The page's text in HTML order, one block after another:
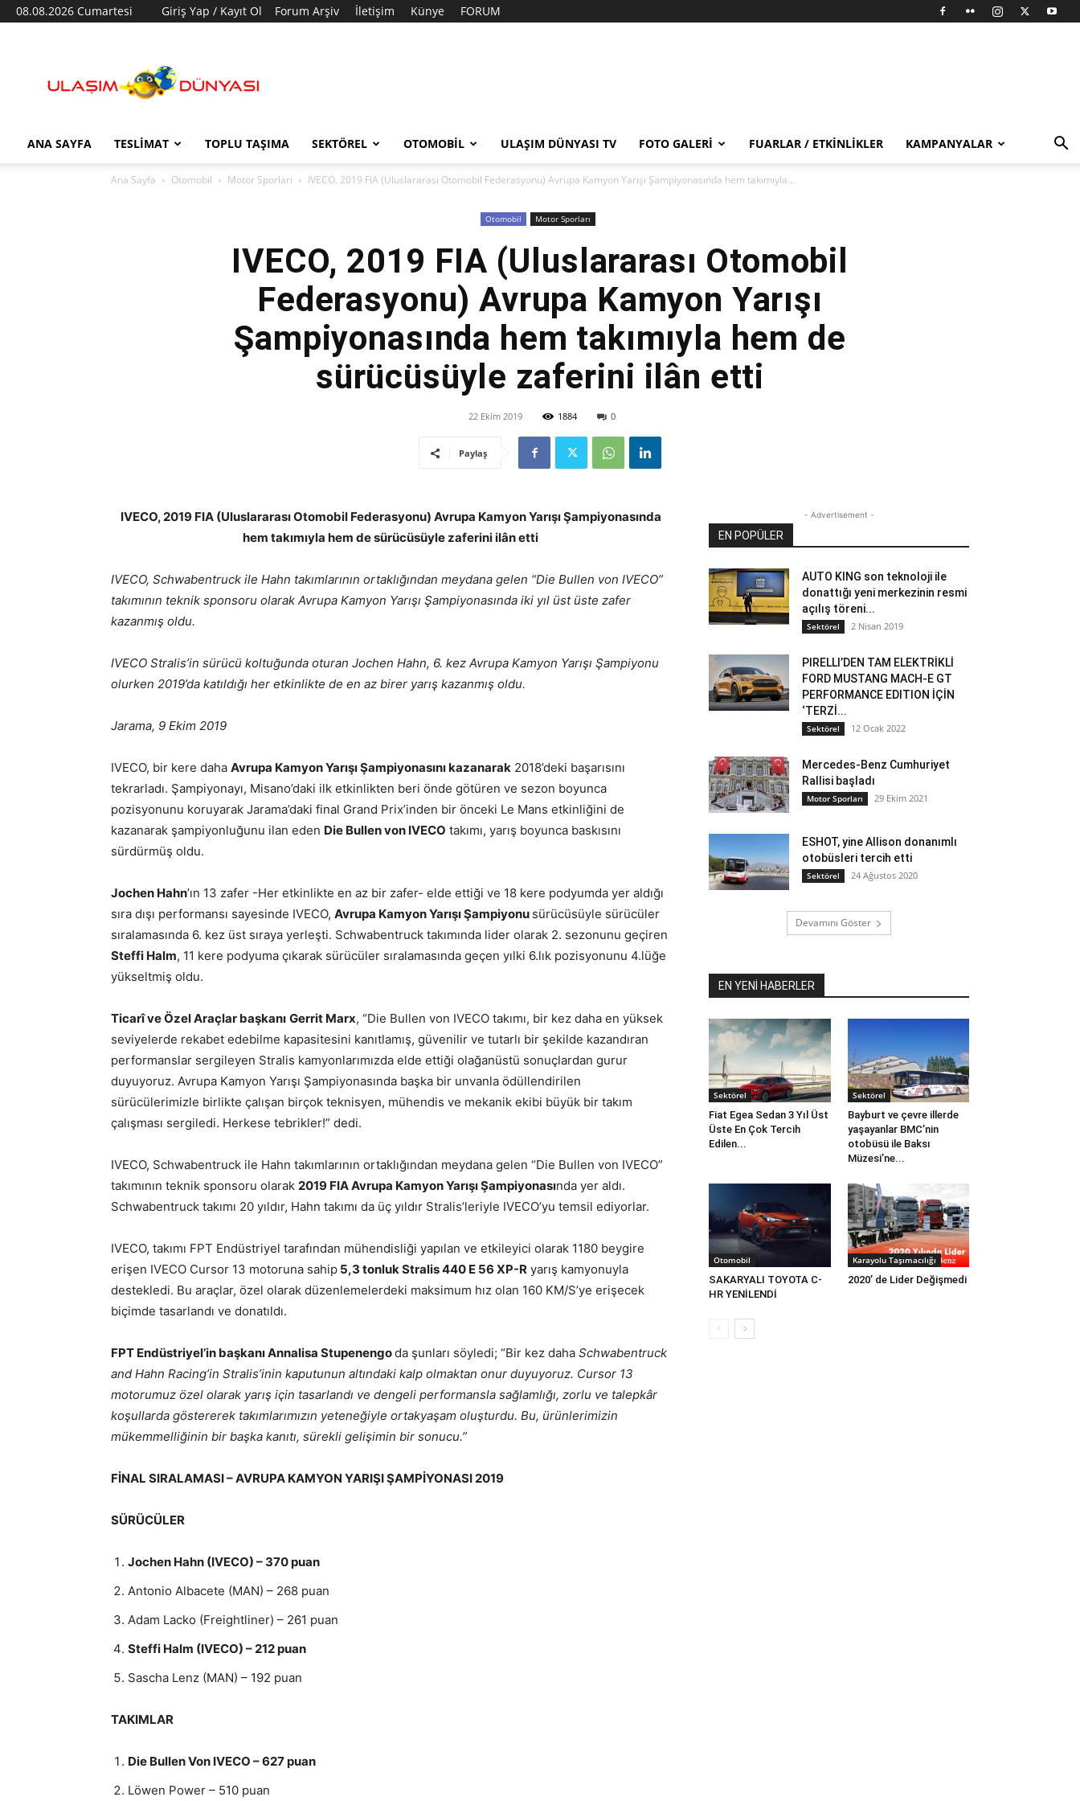
08.08.2026 Cumartesi Giriş Yap / Kayıt Ol Forum Arşiv İletişim Künye FORUM
Dünyası
ANA SAYFA TESLIMAT TOPLU TAŞIMA SEKTÖREL OTOMOBIL ULAŞIM DÜNYASI TV FOTO GALERI FUARLAR / ETKINLIKLER KAMPANYALAR
Ana Sayfa Otomobil Motor Sporları IVECO, 2019 FIA (Uluslararası Otomobil Federasyonu) Avrupa Kamyon Yarışı Şampiyonasında hem takımıyla...
Otomobil Motor Sporları
IVECO, 2019 FIA (Uluslararası Otomobil
Federasyonu) Avrupa Kamyon Yarışı
Şampiyonasında hem takımıyla hem de
sürücüsüyle zaferini ilân etti
22 Ekim 2019 1884 0
Paylaş
IVECO, 2019 FIA (Uluslararası Otomobil Federasyonu) Avrupa Kamyon Yarışı Şampiyonasında
hem takımıyla hem de sürücüsüyle zaferini ilân etti
IVECO, Schwabentruck ile Hahn takımlarının ortaklığından meydana gelen “Die Bullen von IVECO”
takımının teknik sponsoru olarak Avrupa Kamyon Yarışı Şampiyonasında iki yıl üst üste zafer
kazanmış oldu.
IVECO Stralis’in sürücü koltuğunda oturan Jochen Hahn, 6. kez Avrupa Kamyon Yarışı Şampiyonu
olurken 2019’da katıldığı her etkinlikte de en az birer yarış kazanmış oldu.
Jarama, 9 Ekim 2019
IVECO, bir kere daha Avrupa Kamyon Yarışı Şampiyonasını kazanarak 2018’deki başarısını
tekrarladı. Şampiyonayı, Misano’daki ilk etkinlikten beri önde götüren ve sezon boyunca
pozisyonunu koruyarak Jarama’daki final Grand Prix’inden bir önceki Le Mans etkinliğini de
kazanarak şampiyonluğunu ilan eden Die Bullen von IVECO takımı, yarış boyunca baskısını
sürdürmüş oldu.
Jochen Hahn’ın 13 zafer -Her etkinlikte en az bir zafer- elde ettiği ve 18 kere podyumda yer aldığı
sıra dışı performansı sayesinde IVECO, Avrupa Kamyon Yarışı Şampiyonu sürücüsüyle sürücüler
sıralamasında 6. kez üst sıraya yerleşti. Schwabentruck takımında lider olarak 2. sezonunu geçiren
Steffi Halm, 11 kere podyuma çıkarak sürücüler sıralamasında geçen yılki 6.lık pozisyonunu 4.lüğe
yükseltmiş oldu.
Ticarî ve Özel Araçlar başkanı Gerrit Marx, “Die Bullen von IVECO takımı, bir kez daha en yüksek
seviyelerde rekabet edebilme kapasitesini kanıtlamış, güvenilir ve tutarlı bir şekilde kazandıran
performanslar sergileyen Stralis kamyonlarımızda elde ettiği olağanüstü sonuçlardan gurur
duyuyoruz. Avrupa Kamyon Yarışı Şampiyonasında başka bir unvanla ödüllendirilen
sürücülerimizle birlikte çalışan birçok teknisyen, mühendis ve mekanik ekibi büyük bir takım
çalışması sergiledi. Herkese tebrikler!” dedi.
IVECO, Schwabentruck ile Hahn takımlarının ortaklığından meydana gelen “Die Bullen von IVECO”
takımının teknik sponsoru olarak 2019 FIA Avrupa Kamyon Yarışı Şampiyonasında yer aldı.
Schwabentruck takımı 20 yıldır, Hahn takımı da üç yıldır Stralis’leriyle IVECO’yu temsil ediyorlar.
IVECO, takımı FPT Endüstriyel tarafından mühendisliği yapılan ve etkileyici olarak 1180 beygire
erişen IVECO Cursor 13 motoruna sahip 5,3 tonluk Stralis 440 E 56 XP-R yarış kamyonuyla
destekledi. Bu araçlar, özel olarak düzenlemelerdeki maksimum hız olan 160 KM/S’ye erişecek
biçimde tasarlandı ve donatıldı.
FPT Endüstriyel’in başkanı Annalisa Stupenengoda şunları söyledi; “Bir kez daha Schwabentruck
and Hahn Racing’in Stralis’inin kaputunun altındaki kalp olmaktan onur duyuyoruz. Cursor 13
motorumuz özel olarak yarış için tasarlandı ve dengeli performansla sağlamlığı, zorlu ve talepkâr
koşullarda göstererek takımlarımızın yeteneğiyle ortakyaşam oluşturdu. Bu, ürünlerimizin
mükemmelliğinin bir başka kanıtı, sürekli gelişimin bir sonucu.”
FİNAL SIRALAMASI – AVRUPA KAMYON YARIŞI ŞAMPİYONASI 2019
SÜRÜCÜLER
Jochen Hahn (IVECO) – 370 puan
Antonio Albacete (MAN) – 268 puan
Adam Lacko (Freightliner) – 261 puan
Steffi Halm (IVECO) – 212 puan
Sascha Lenz (MAN) – 192 puan
TAKIMLAR
Die Bullen Von IVECO – 627 puan
Löwen Power – 510 puan
- Advertisement -
EN POPÜLER
AUTO KING son teknoloji ile
donattığı yeni merkezinin resmi
açılış töreni...
Sektörel 2 Nisan 2019
PIRELLI’DEN TAM ELEKTRİKLİ
FORD MUSTANG MACH-E GT
PERFORMANCE EDITION İÇİN
‘TERZİ...
Sektörel 12 Ocak 2022
Mercedes-Benz Cumhuriyet
Rallisi başladı
Motor Sporları 29 Ekim 2021
ESHOT, yine Allison donanımlı
otobüsleri tercih etti
Sektörel 24 Ağustos 2020
Devamını Göster
EN YENİ HABERLER
Sektörel
Fiat Egea Sedan 3 Yıl Üst
Üste En Çok Tercih
Edilen...
Sektörel
Bayburt ve çevre illerde
yaşayanlar BMC’nin
otobüsü ile Baksı
Müzesi’ne...
Otomobil
SAKARYALI TOYOTA C-
HR YENİLENDİ
Karayolu Taşımacılığı
2020’ de Lider Değişmedi